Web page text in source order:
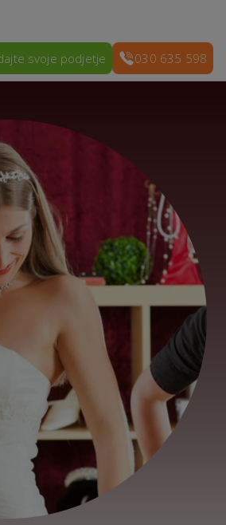
svoje podjetje 030 635 598